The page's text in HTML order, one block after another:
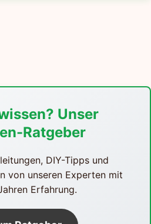
Unser
Ratgeber
DIY-Tipps und
von unseren Experten mit
Erfahrung.